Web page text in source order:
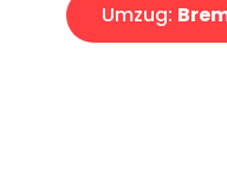
Umzug: